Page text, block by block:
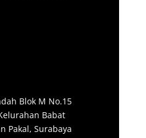
Blok M No.15
Babat
Pakal, Surabaya